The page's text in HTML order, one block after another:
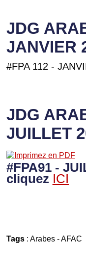
JDG
JANVIER
#FPA 112 -
JDG
JUILLET
#FPA91 -
cliquez ICI
Tags: Arabes-AFAC